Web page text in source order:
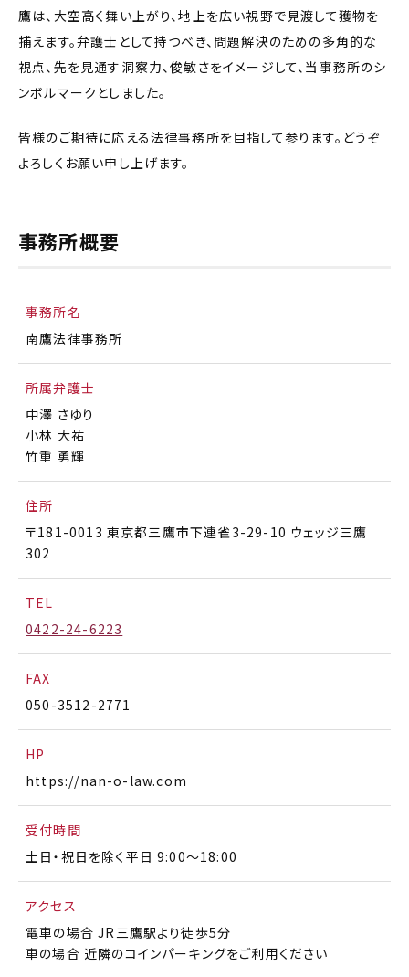
鷹は、大空高く舞い上がり、地上を広い視野で見渡して獲物を
捕えます。弁護士として持つべき、問題解決のための多角的な
視点、先を見通す洞察力、俊敏さをイメージして、当事務所のシ
ンボルマークとしました。
皆様のご期待に応える法律事務所を目指して参ります。どうぞ
よろしくお願い申し上げます。
事務所概要
事務所名
南鷹法律事務所
所属弁護士
中澤 さゆり
小林 大祐
竹重 勇輝
住所
〒181-0013 東京都三鷹市下連雀3-29-10 ウェッジ三鷹
302
TEL
0422-24-6223
FAX
050-3512-2771
HP
https://nan-o-law.com
受付時間
土日・祝日を除く平日 9:00〜18:00
アクセス
電車の場合 JR三鷹駅より徒歩5分
車の場合 近隣のコインパーキングをご利用ください